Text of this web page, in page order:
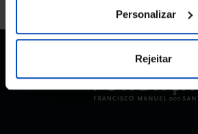
Personalizar
Rejeitar